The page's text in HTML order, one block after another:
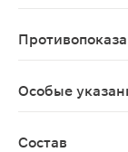
Особые
Состав